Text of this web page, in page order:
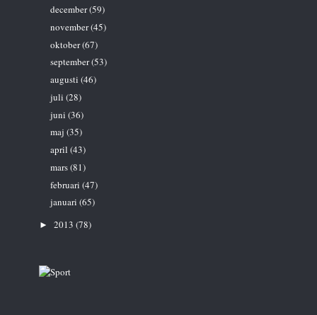
december(59)
november(45)
oktober(67)
september(53)
augusti (46)
juli (28)
juni (36)
maj (35)
april (43)
mars(81)
februari (47)
januari (65)
► 2013 (78)